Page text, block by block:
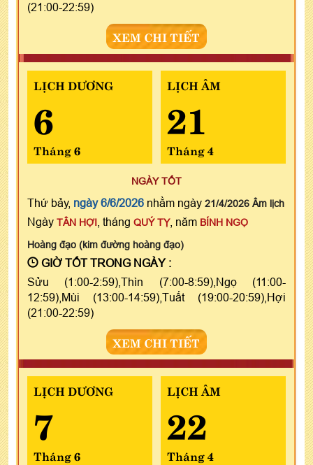
(21:00-22:59)
XEM CHI TIẾT
LỊCH DƯƠNG
6
Tháng 6
LỊCH ÂM
21
Tháng 4
NGÀY TỐT
Thứ bảy, ngày 6/6/2026 nhằm ngày 21/4/2026 Âm lịch
Ngày TÂN HỢI , tháng QUÝ TỴ, năm BÍNH NGỌ
Hoàng đạo (kim đường hoàng đạo)
GIỜ TỐT TRONG NGÀY :
Sửu (1:00-2:59),Thìn (7:00-8:59),Ngọ (11:00-
12:59),Mùi (13:00-14:59),Tuất (19:00-20:59),Hợi
(21:00-22:59)
XEM CHI TIẾT
LỊCH DƯƠNG
7
Tháng 6
LỊCH ÂM
22
Tháng 4